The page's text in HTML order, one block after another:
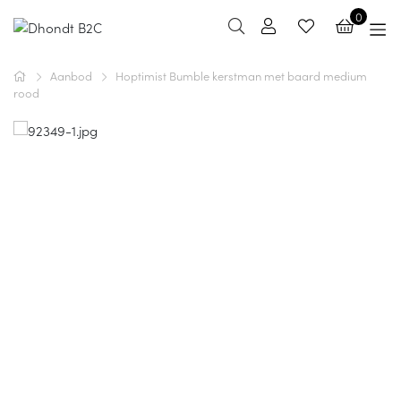
0
Aanbod
Hoptimist Bumble kerstman met baard medium
rood